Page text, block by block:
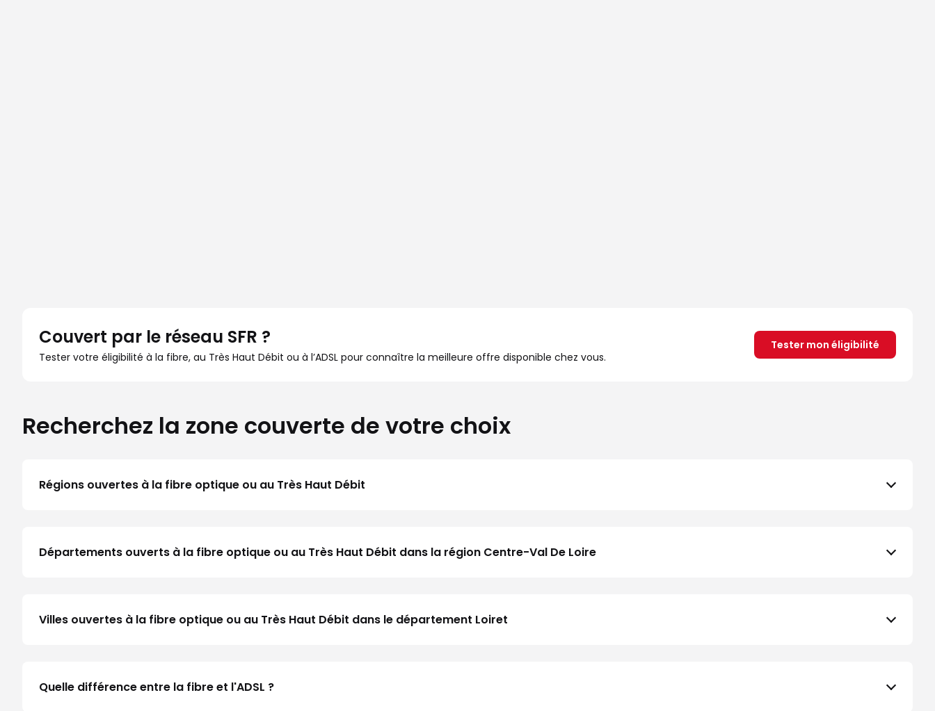
Couvert par le réseau SFR ?
Tester votre éligibilité à la fibre, au Très Haut Débit ou à l’ADSL pour connaître la meilleure offre disponible chez vous.
Tester mon éligibilité
Recherchez la zone couverte de votre choix
Régions ouvertes à la fibre optique ou au Très Haut Débit
Départements ouverts à la fibre optique ou au Très Haut Débit dans la région Centre-Val De Loire
Villes ouvertes à la fibre optique ou au Très Haut Débit dans le département Loiret
Quelle différence entre la fibre et l'ADSL ?